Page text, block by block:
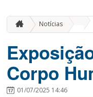
Notícias
Corpo
01/07/2025 14:46